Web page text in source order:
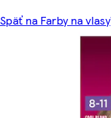
Späť na Farby na vlasy